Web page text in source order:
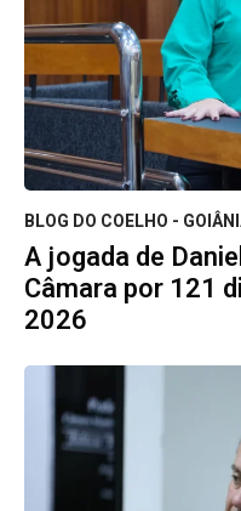
BLOG DO COELHO -
A jogada de
Câmara por 121
2026